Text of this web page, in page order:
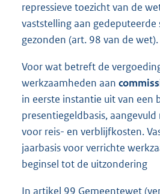
repressieve toezicht van de
vaststelling aan
gezonden (art. 98 van de wet).
Voor wat betreft de
werkzaamheden aan
in eerste instantie uit van een
presentiegeldbasis,
voor reis- en verblijfkosten.
jaarbasis voor verrichte
beginsel tot de uitzondering
In artikel 99 Gemeentewet